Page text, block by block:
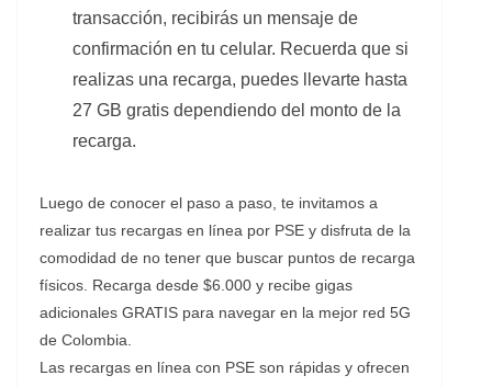
transacción, recibirás un mensaje de
confirmación en tu celular. Recuerda que si
realizas una recarga, puedes llevarte hasta
27 GB gratis dependiendo del monto de la
recarga.
Luego de conocer el paso a paso, te invitamos a
realizar tus recargas en línea por PSE y disfruta de la
comodidad de no tener que buscar puntos de recarga
físicos. Recarga desde $6.000 y recibe gigas
adicionales GRATIS para navegar en la mejor red 5G
de Colombia.
Las recargas en línea con PSE son rápidas y ofrecen